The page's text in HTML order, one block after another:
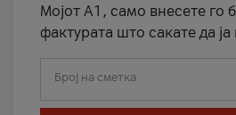
Мојот А1, само внесете го
фактурата што сакате да ја
Број на сметка